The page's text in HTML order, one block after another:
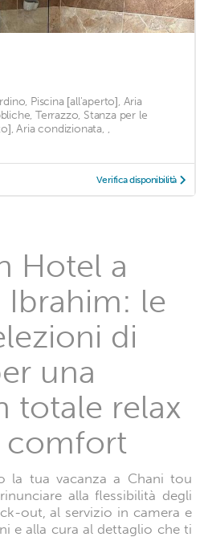
Piscina [all'aperto], Aria
Terrazzo, Stanza per le
Aria condizionata, ,
Verifica disponibilità
Hotel a
le
di
una
totale relax
comfort
la tua vacanza a Chani tou
alla flessibilità degli
out, al servizio in camera e
e alla cura al dettaglio che ti